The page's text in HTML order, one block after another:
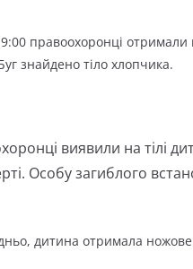
правоохоронці
знайдено тіло хлопчика.
виявили на тілі
Особу загиблого
дитина отримала